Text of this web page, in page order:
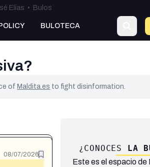
Elías • Bulos
BULOTECA
ofMaldita.es to fight disinformation.
08/07/2026
¿CONOCES LA
Este es el espacio de